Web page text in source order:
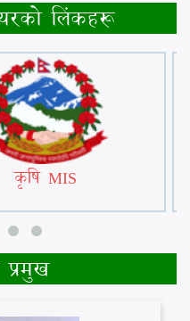
लिंकहरू
किसान सूचीकरण
प्रमुख